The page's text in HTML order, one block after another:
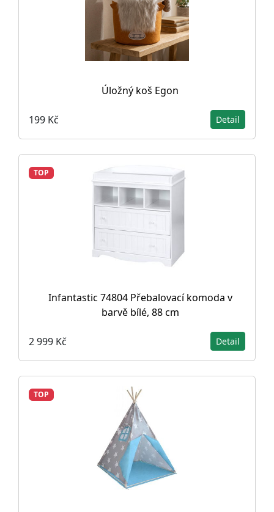
Úložný koš Egon
199 Kč Detail
TOP
Infantastic 74804 Přebalovací komoda v
barvě bílé, 88 cm
2 999 Kč Detail
TOP